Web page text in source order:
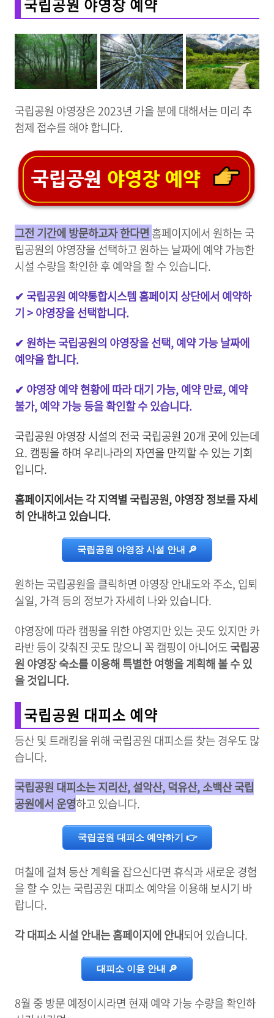
국립공원 야영장 예약
국립공원 야영장은 2023년 가을 분에 대해서는 미리 추
첨제 접수를 해야 합니다.
그전 기간에 방문하고자 한다면홈페이지에서 원하는 국
립공원의 야영장을 선택하고 원하는 날짜에 예약 가능한
시설 수량을 확인한 후 예약을 할 수 있습니다.
✔ 국립공원 예약통합시스템 홈페이지 상단에서 예약하
기 > 야영장을 선택합니다.
✔ 원하는 국립공원의 야영장을 선택, 예약 가능 날짜에
예약을 합니다.
✔ 야영장 예약 현황에 따라 대기 가능, 예약 만료, 예약
불가, 예약 가능 등을 확인할 수 있습니다.
국립공원 야영장 시설의 전국 국립공원 20개 곳에 있는데
요. 캠핑을 하며 우리나라의 자연을 만끽할 수 있는 기회
입니다.
홈페이지에서는 각 지역별 국립공원, 야영장 정보를 자세
히 안내하고 있습니다.
국립공원 야영장 시설 안내 🔎
원하는 국립공원을 클릭하면 야영장 안내도와 주소, 입퇴
실일, 가격 등의 정보가 자세히 나와 있습니다.
야영장에 따라 캠핑을 위한 야영지만 있는 곳도 있지만카
라반 등이 갖춰진 곳도 많으니 꼭 캠핑이 아니어도국립공
원 야영장 숙소를 이용해 특별한 여행을 계획해 볼 수 있
을 것입니다.
국립공원 대피소 예약
등산 및 트래킹을 위해 국립공원 대피소를 찾는 경우도 많
습니다.
국립공원 대피소는 지리산, 설악산, 덕유산, 소백산 국립
공원에서 운영하고 있습니다.
국립공원 대피소 예약하기 👉
며칠에 걸쳐 등산 계획을 잡으신다면 휴식과 새로운 경험
을 할 수 있는 국립공원 대피소 예약을 이용해 보시기 바
랍니다.
각 대피소 시설 안내는 홈페이지에 안내되어 있습니다.
대피소 이용 안내 🔎
8월 중 방문 예정이시라면 현재 예약 가능 수량을 확인하